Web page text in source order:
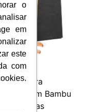
o
em
este
com
Para
Em Bambu
03 Peças